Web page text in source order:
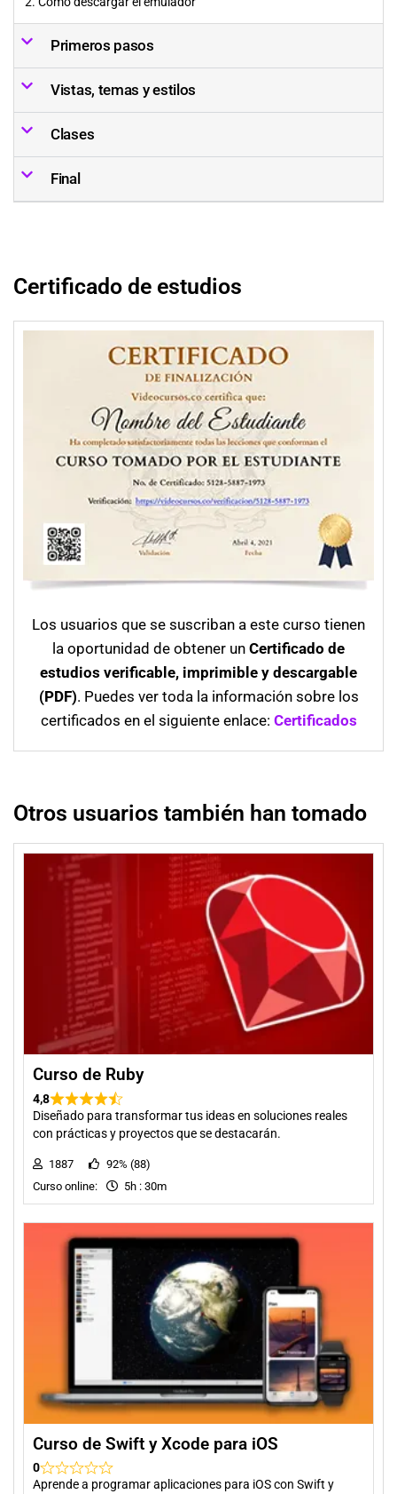
Primeros pasos
Vistas, temas y estilos
Clases
Final
Certificado de estudios
Los usuarios que se suscriban a este curso tienen
la oportunidad de obtener un Certificado de
estudios verificable, imprimible y descargable
(PDF). Puedes ver toda la información sobre los
certificados en el siguiente enlace: Certificados
Otros usuarios también han tomado
Curso de Ruby
4,8
Diseñado para transformar tus ideas en soluciones reales
con prácticas y proyectos que se destacarán.
1887
92% (88)
Curso online:
5h : 30m
Curso de Swift y Xcode para iOS
0
Aprende a programar aplicaciones para iOS con Swift y